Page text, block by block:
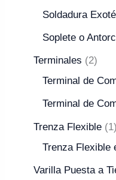
Soldadura
Soplete o
Terminales
2
Terminal de
Terminal de
Trenza Flexible
1
Trenza Flexible
Varilla Puesta a